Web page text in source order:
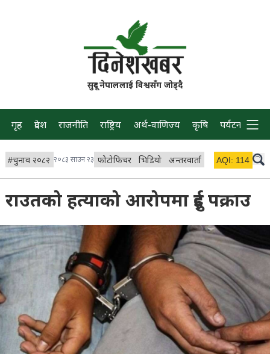
सुदूर नेपाललाई विश्वसँग जोड्दै
गृह प्रदेश राजनीति राष्ट्रिय अर्थ-वाणिज्य कृषि पर्यटन प्रवास
#चुनाव २०८२ २०८३ साउन २३ फोटोफिचर भिडियो अन्तरवार्ता विचार/ब्लग
AQI: 114
राउतको हत्याको आरोपमा दुई पक्राउ